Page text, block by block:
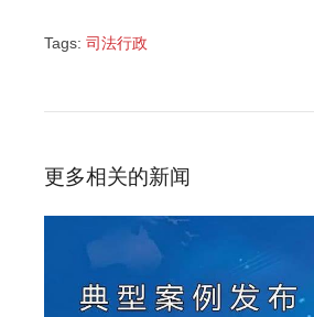
Tags: 司法行政
更多相关的新闻